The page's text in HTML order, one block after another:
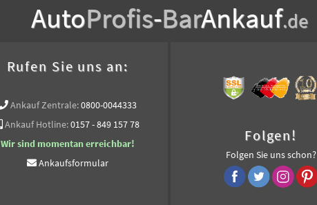
AutoProfis-BarAnkauf.de
Rufen Sie uns an:
Ankauf Zentrale:0800-0044333
Ankauf Hotline:0157 - 849 157 78
Wir sind momentan erreichbar!
Ankaufsformular
Folgen!
Folgen Sie uns schon?